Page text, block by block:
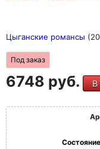
Цыганские романсы
Под заказ
6748 руб. В